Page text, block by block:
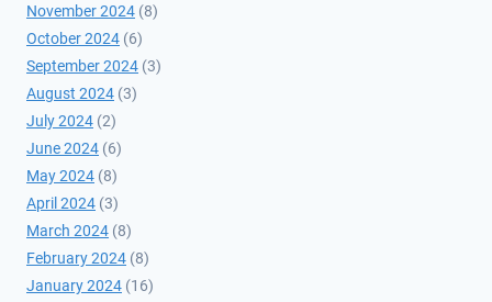
November 2024 (8)
October 2024 (6)
September 2024 (3)
August 2024 (3)
July 2024 (2)
June 2024 (6)
May 2024 (8)
April 2024 (3)
March 2024 (8)
February 2024 (8)
January 2024 (16)